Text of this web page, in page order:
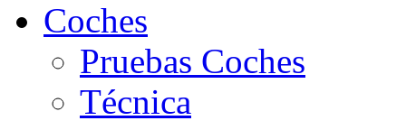
Coches
Pruebas Coches
Técnica